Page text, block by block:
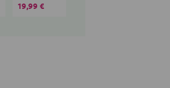
19,99 €